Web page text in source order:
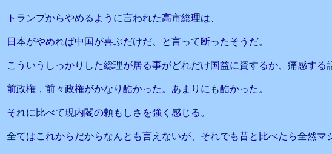
トランプからやめるように言われた高市総理は、
日本がやめれば中国が喜ぶだけだ、と言って断ったそうだ。
こういうしっかりした総理が居る事がどれだけ国益に資するか、痛感する
前政権，前々政権がかなり酷かった。あまりにも酷かった。
それに比べて現内閣の頼もしさを強く感じる。
全てはこれからだからなんとも言えないが、それでも昔と比べたら全然マ